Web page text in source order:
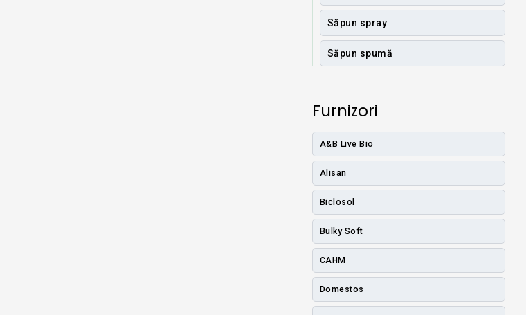
Săpun spray
Săpun spumă
Furnizori
A&B Live Bio
Alisan
Biclosol
Bulky Soft
CAHM
Domestos